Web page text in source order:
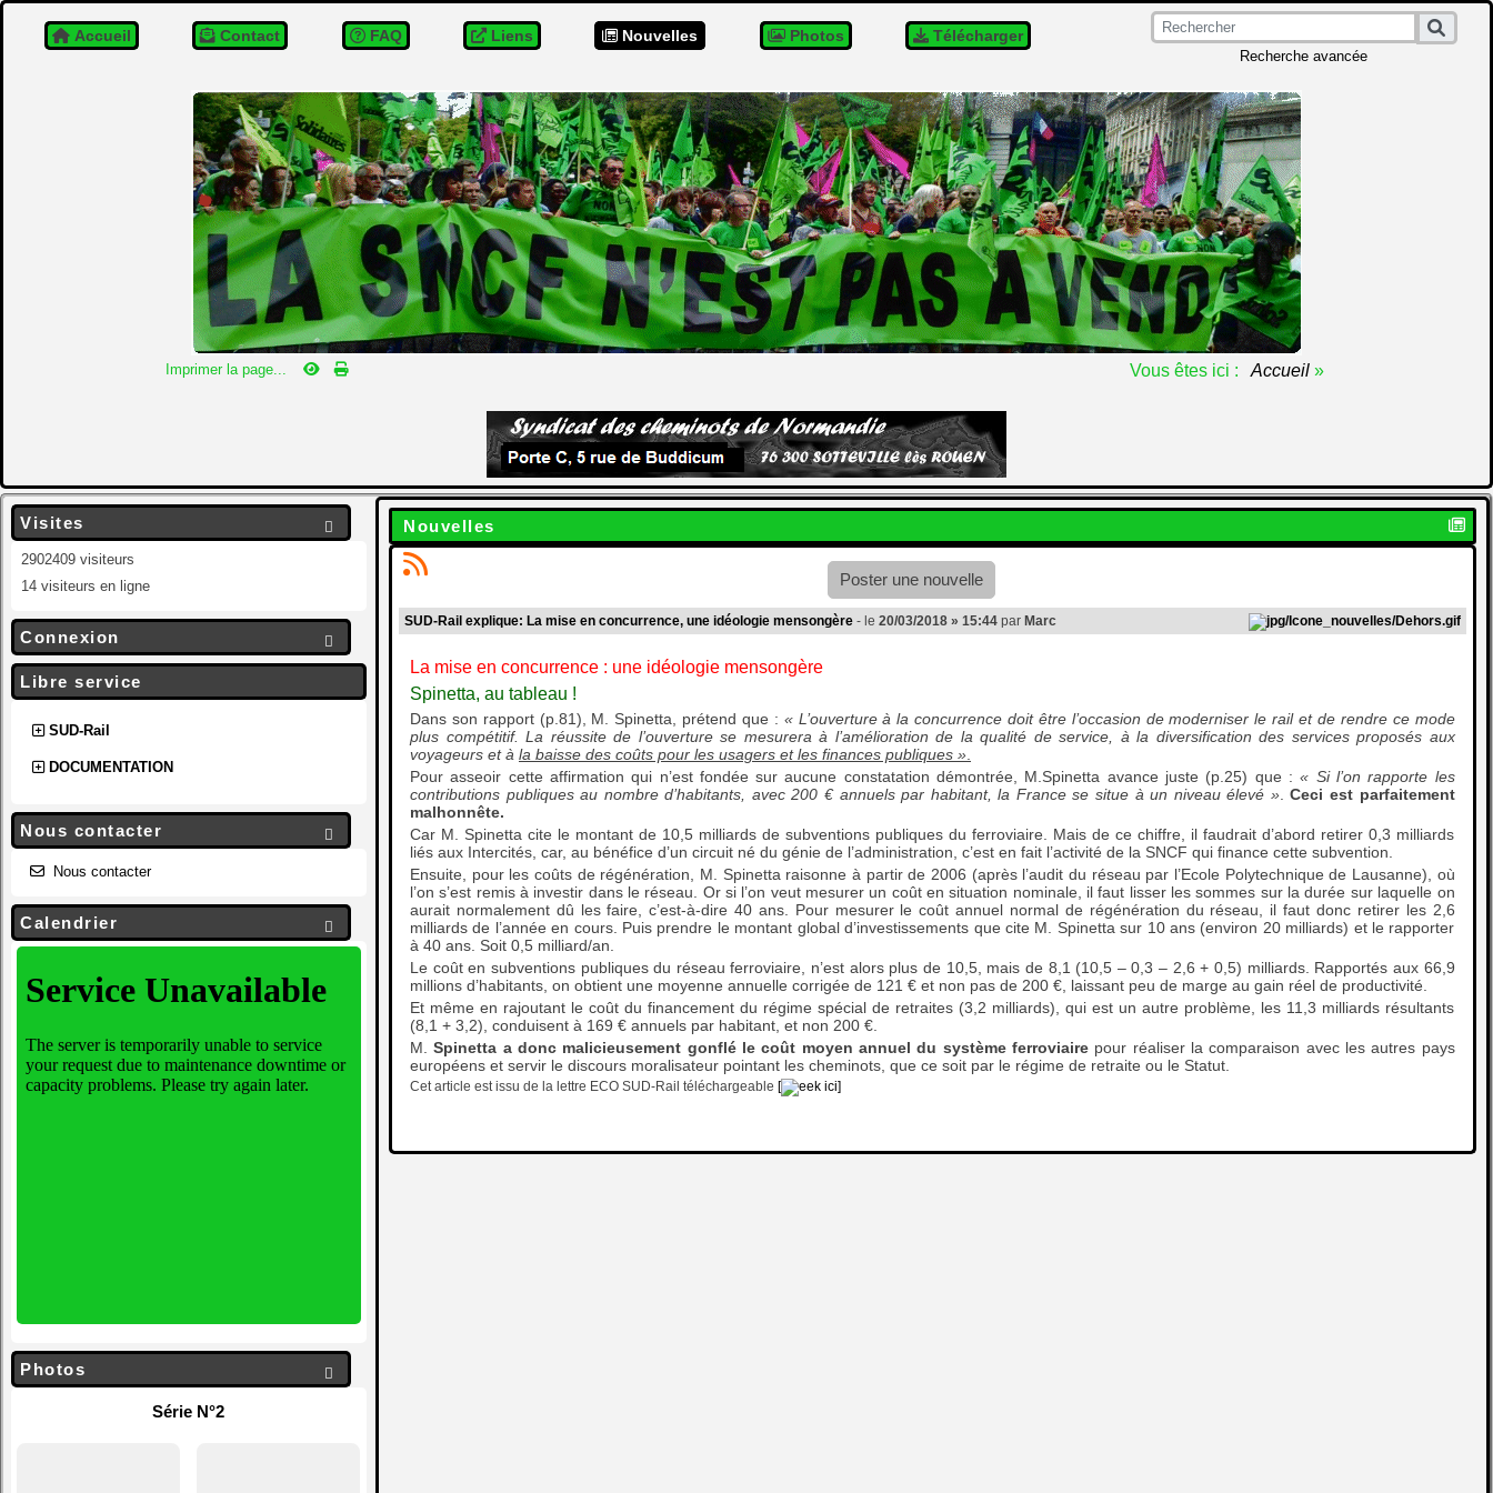
Accueil Contact FAQ Liens Nouvelles Photos Télécharger
Recherche avancée
Imprimer la page... Vous êtes ici : Accueil »

Visites
2902409 visiteurs
14 visiteurs en ligne

Connexion
Libre service
SUD-Rail
DOCUMENTATION

Nous contacter
Nous contacter

Calendrier

Photos
Série N°2
Nouvelles
Poster une nouvelle
SUD-Rail explique: La mise en concurrence, une idéologie mensongère - le 20/03/2018 » 15:44 par Marc
La mise en concurrence : une idéologie mensongère
Spinetta, au tableau !
Dans son rapport (p.81), M. Spinetta, prétend que : « L’ouverture à la concurrence doit être l’occasion de moderniser le rail et de rendre ce mode
plus compétitif. La réussite de l’ouverture se mesurera à l’amélioration de la qualité de service, à la diversification des services proposés aux
voyageurs et à la baisse des coûts pour les usagers et les finances publiques »
Pour asseoir cette affirmation qui n’est fondée sur aucune constatation démontrée, M.Spinetta avance juste (p.25) que : « Si l’on rapporte les
contributions publiques au nombre d’habitants, avec 200 € annuels par habitant, la France se situe à un niveau élevé ».Ceci est parfaitement
malhonnête.
Car M. Spinetta cite le montant de 10,5 milliards de subventions publiques du ferroviaire. Mais de ce chiffre, il faudrait d’abord retirer 0,3 milliards
liés aux Intercités, car, au bénéfice d’un circuit né du génie de l’administration, c’est en fait l’activité de la SNCF qui finance cette subvention.
Ensuite, pour les coûts de régénération, M. Spinetta raisonne à partir de 2006 (après l’audit du réseau par l’Ecole Polytechnique de Lausanne), où
l’on s’est remis à investir dans le réseau. Or si l’on veut mesurer un coût en situation nominale, il faut lisser les sommes sur la durée sur laquelle on
aurait normalement dû les faire, c’est-à-dire 40 ans. Pour mesurer le coût annuel normal de régénération du réseau, il faut donc retirer les 2,6
milliards de l’année en cours. Puis prendre le montant global d’investissements que cite M. Spinetta sur 10 ans (environ 20 milliards) et le rapporter
à 40 ans. Soit 0,5 milliard/an.
Le coût en subventions publiques du réseau ferroviaire, n’est alors plus de 10,5, mais de 8,1 (10,5 – 0,3 – 2,6 + 0,5) milliards. Rapportés aux 66,9
millions d’habitants, on obtient une moyenne annuelle corrigée de 121 € et non pas de 200 €, laissant peu de marge au gain réel de productivité.
Et même en rajoutant le coût du financement du régime spécial de retraites (3,2 milliards), qui est un autre problème, les 11,3 milliards résultants
(8,1 + 3,2), conduisent à 169 € annuels par habitant, et non 200 €.
M.Spinetta a donc malicieusement gonflé le coût moyen annuel du système ferroviairepour réaliser la comparaison avec les autres pays
européens et servir le discours moralisateur pointant les cheminots, que ce soit par le régime de retraite ou le Statut.
Cet article est issu de la lettre ECO SUD-Rail téléchargeable [ ici]